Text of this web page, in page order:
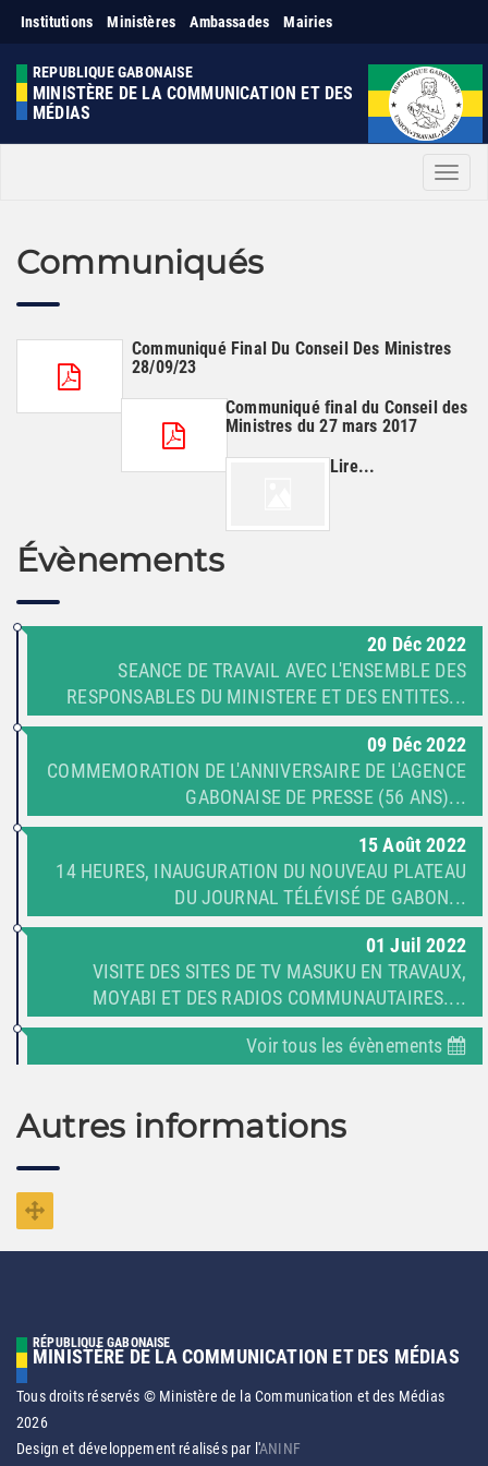
Institutions Ministères Ambassades Mairies
REPUBLIQUE GABONAISE
MINISTÈRE DE LA COMMUNICATION ET DES
MÉDIAS
Menu
Communiqués
Communiqué Final Du Conseil Des Ministres
28/09/23
Communiqué final du Conseil des
Ministres du 27 mars 2017
Lire...
Évènements
20 Déc 2022
SEANCE DE TRAVAIL AVEC L'ENSEMBLE DES
RESPONSABLES DU MINISTERE ET DES ENTITES...
09 Déc 2022
COMMEMORATION DE L'ANNIVERSAIRE DE L'AGENCE
GABONAISE DE PRESSE (56 ANS)...
15 Août 2022
14 HEURES, INAUGURATION DU NOUVEAU PLATEAU
DU JOURNAL TÉLÉVISÉ DE GABON...
01 Juil 2022
VISITE DES SITES DE TV MASUKU EN TRAVAUX,
MOYABI ET DES RADIOS COMMUNAUTAIRES....
Voir tous les évènements
Autres informations
RÉPUBLIQUE GABONAISE
MINISTÈRE DE LA COMMUNICATION ET DES MÉDIAS
Tous droits réservés © Ministère de la Communication et des Médias
2026
Design et développement réalisés par l'ANINF